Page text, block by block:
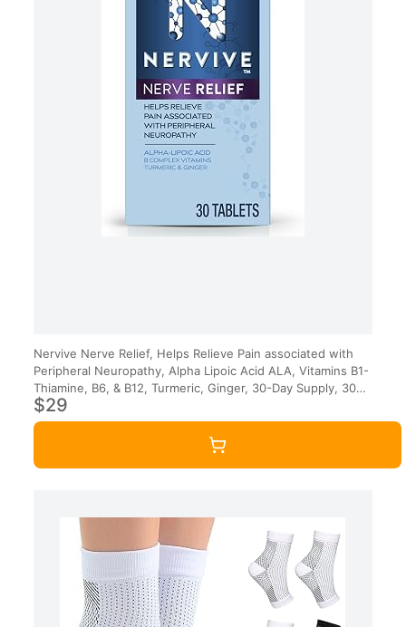
Nervive Nerve Relief, Helps Relieve Pain associated with
Peripheral Neuropathy, Alpha Lipoic Acid ALA, Vitamins B1-
Thiamine, B6, & B12, Turmeric, Ginger, 30-Day Supply, 30
Count
$29